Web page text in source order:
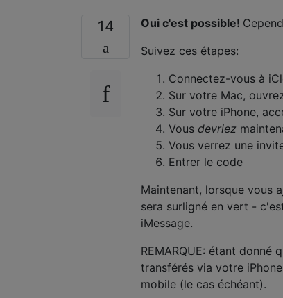
14 Oui c'est possible!
Suivez ces étapes:
Connectez-vous à
Sur votre Mac,
Sur votre iPhone,
Vous devriez
Vous verrez une
Entrer le code
Maintenant, lorsque vous
sera surligné en vert -
iMessage.
REMARQUE: étant donné
transférés via votre
mobile (le cas échéant).